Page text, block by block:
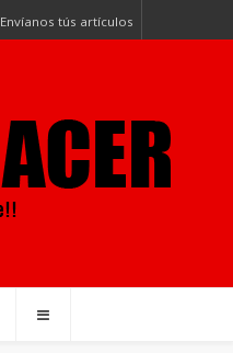
Envíanos tús artículos